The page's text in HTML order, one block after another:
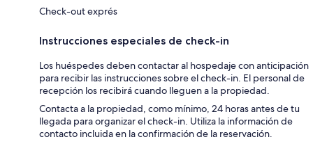
Check-out exprés
Instrucciones especiales de check-in
Los huéspedes deben contactar al hospedaje con anticipación
para recibir las instrucciones sobre el check-in. El personal de
recepción los recibirá cuando lleguen a la propiedad.
Contacta a la propiedad, como mínimo, 24 horas antes de tu
llegada para organizar el check-in. Utiliza la información de
contacto incluida en la confirmación de la reservación.